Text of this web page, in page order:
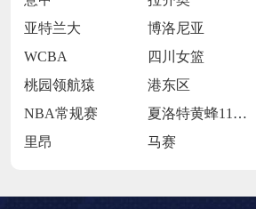
亚特兰大
博洛尼亚
WCBA
四川女篮
桃园领航猿
港东区
NBA常规赛
夏洛特黄蜂117-116圣安东尼奥马刺
里昂
马赛